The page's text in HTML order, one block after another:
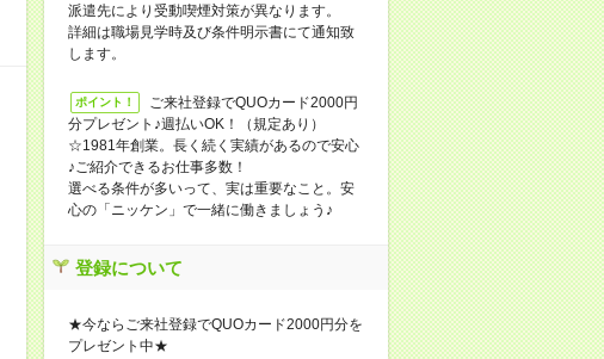
派遣先により受動喫煙対策が異なります。
詳細は職場見学時及び条件明示書にて通知致
します。
ポイント！
ご来社登録でQUOカード2000円
分プレゼント♪週払いOK！（規定あり）
☆1981年創業。長く続く実績があるので安心
♪ご紹介できるお仕事多数！
選べる条件が多いって、実は重要なこと。安
心の「ニッケン」で一緒に働きましょう♪
登録について
★今ならご来社登録でQUOカード2000円分を
プレゼント中★